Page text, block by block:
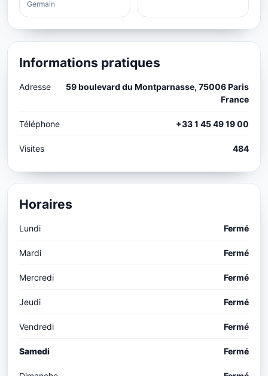
Germain
Informations pratiques
Adresse
59 boulevard du Montparnasse, 75006 Paris
France
Téléphone +33 1 45 49 19 00
Visites 484
Horaires
Lundi Fermé
Mardi Fermé
Mercredi Fermé
Jeudi Fermé
Vendredi Fermé
Samedi Fermé